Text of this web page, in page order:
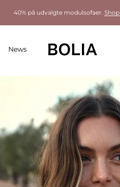
40% på udvalgte modulsofaer.
News